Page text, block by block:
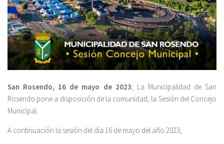
San Rosendo, 16 de mayo de 2023; La Municipalidad de San
Rosendo pone a disposición de la comunidad, la Sesión del Concejo
Municipal.
A continuación la sesión del día 16 de mayo del año 2023;